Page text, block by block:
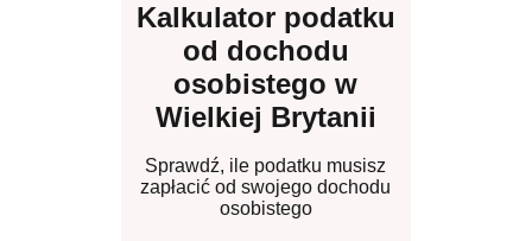
Kalkulator podatku
od dochodu
osobistego w
Wielkiej Brytanii
Sprawdź, ile podatku musisz
zapłacić od swojego dochodu
osobistego